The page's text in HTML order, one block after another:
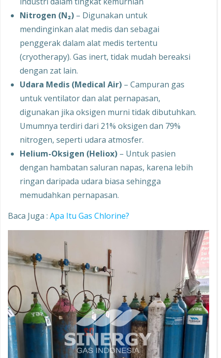
Nitrogen (N₂) – Digunakan untuk
mendinginkan alat medis dan sebagai
penggerak dalam alat medis tertentu
(cryotherapy). Gas inert, tidak mudah bereaksi
dengan zat lain.
Udara Medis (Medical Air) – Campuran gas
untuk ventilator dan alat pernapasan,
digunakan jika oksigen murni tidak dibutuhkan.
Umumnya terdiri dari 21% oksigen dan 79%
nitrogen, seperti udara atmosfer.
Helium-Oksigen (Heliox) – Untuk pasien
dengan hambatan saluran napas, karena lebih
ringan daripada udara biasa sehingga
memudahkan pernapasan.
Baca Juga : Apa Itu Gas Chlorine?